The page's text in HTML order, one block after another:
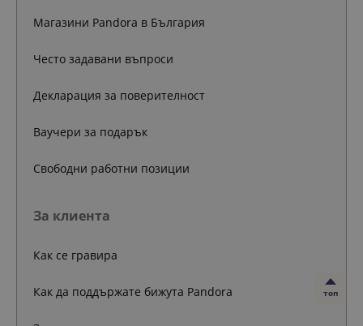
топ
Магазини Pandora в България
Често задавани въпроси
Декларация за поверителност
Ваучери за подарък
Свободни работни позиции
За клиента
Как се гравира
Как да поддържате бижута Pandora